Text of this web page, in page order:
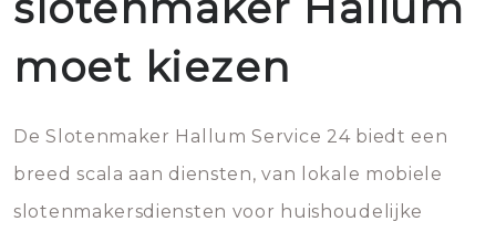
moet kiezen
De Slotenmaker Hallum Service 24 biedt een
breed scala aan diensten, van lokale mobiele
slotenmakersdiensten voor huishoudelijke